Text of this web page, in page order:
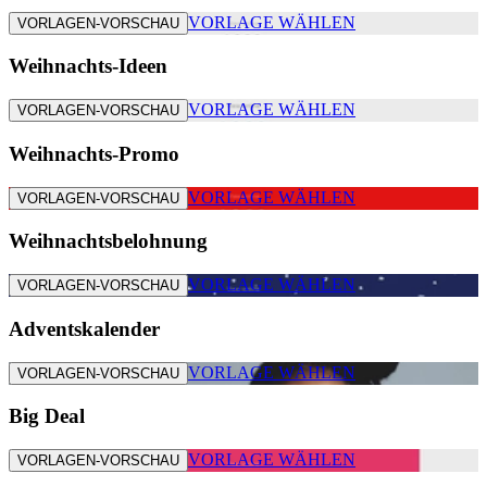
VORLAGEN-VORSCHAU VORLAGE WÄHLEN
Weihnachts-Ideen
VORLAGEN-VORSCHAU VORLAGE WÄHLEN
Weihnachts-Promo
VORLAGEN-VORSCHAU VORLAGE WÄHLEN
Weihnachtsbelohnung
VORLAGEN-VORSCHAU VORLAGE WÄHLEN
Adventskalender
VORLAGEN-VORSCHAU VORLAGE WÄHLEN
Big Deal
VORLAGEN-VORSCHAU VORLAGE WÄHLEN